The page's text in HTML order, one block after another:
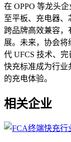
在 OPPO 等龙头
至平板、充电器、
跨品牌高效兼容，
展。未来，协会将
代 UFCS 技术、
快充标准成为行业
的充电体验。
相关企业